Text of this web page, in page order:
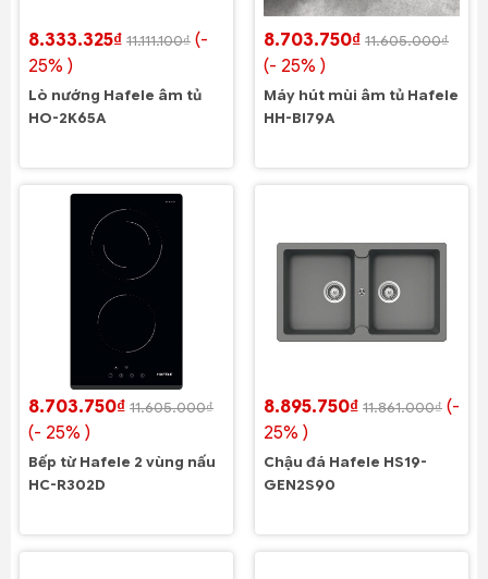
8.333.325₫ 11.111.100₫ (-
25% )
Lò nướng Hafele âm tủ
HO-2K65A
8.703.750₫ 11.605.000₫
(- 25% )
Máy hút mùi âm tủ Hafele
HH-BI79A
8.703.750₫ 11.605.000₫
(- 25% )
Bếp từ Hafele 2 vùng nấu
HC-R302D
8.895.750₫ 11.861.000₫ (-
25% )
Chậu đá Hafele HS19-
GEN2S90